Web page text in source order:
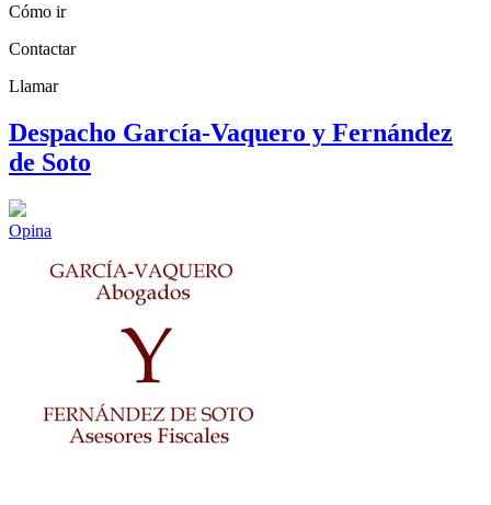
Cómo ir
Contactar
Llamar
Despacho García-Vaquero y Fernández
de Soto
Opina